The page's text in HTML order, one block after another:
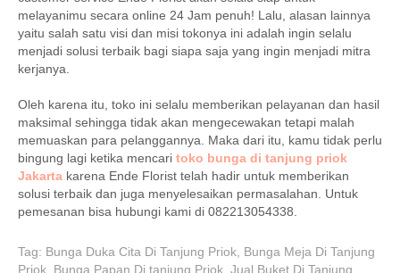
melayanimu secara online 24 Jam penuh! Lalu, alasan lainnya
yaitu salah satu visi dan misi tokonya ini adalah ingin selalu
menjadi solusi terbaik bagi siapa saja yang ingin menjadi mitra
kerjanya.
Oleh karena itu, toko ini selalu memberikan pelayanan dan hasil
maksimal sehingga tidak akan mengecewakan tetapi malah
memuaskan para pelanggannya. Maka dari itu, kamu tidak perlu
bingung lagi ketika mencari toko bunga di tanjung priok
Jakarta karena Ende Florist telah hadir untuk memberikan
solusi terbaik dan juga menyelesaikan permasalahan. Untuk
pemesanan bisa hubungi kami di 082213054338.
Tag: Bunga Duka Cita Di Tanjung Priok Bunga Meja Di Tanjung
Priok Bunga Papan Di tanjung Priok Jual Buket Di Tanjung